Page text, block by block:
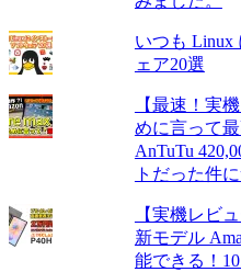
いつも Linux
ェア20選
【最速！実
めに言って
AnTuTu
トだった件
【実機レビ
新モデル
能できる！